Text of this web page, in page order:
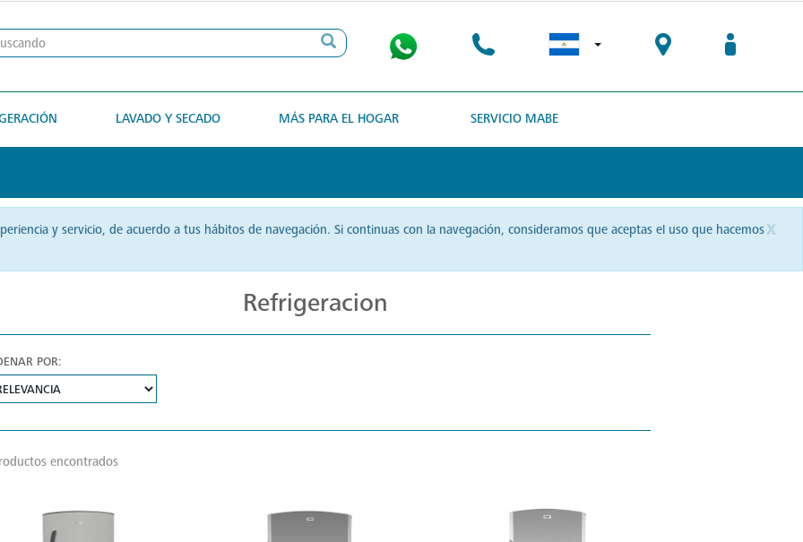
LAVADO Y SECADO MÁS PARA EL HOGAR SERVICIO MABE
x
y servicio, de acuerdo a tus hábitos de navegación. Si continuas con la navegación, consideramos que aceptas el uso que hacemos
Refrigeracion
POR:
encontrados